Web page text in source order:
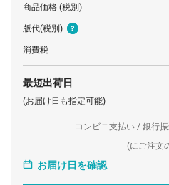
商品価格 (税別)
版代(税別)
消費税
最短出荷日
(お届け日も指定可能)
コンビニ支払い / 銀行振
(にご注文
お届け日を確認